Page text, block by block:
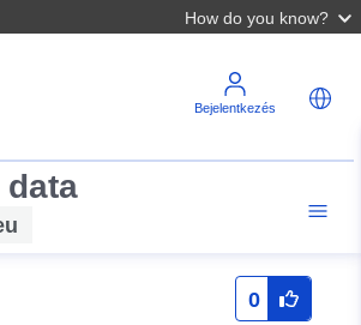
How do you know?
Bejelentkezés
data
0